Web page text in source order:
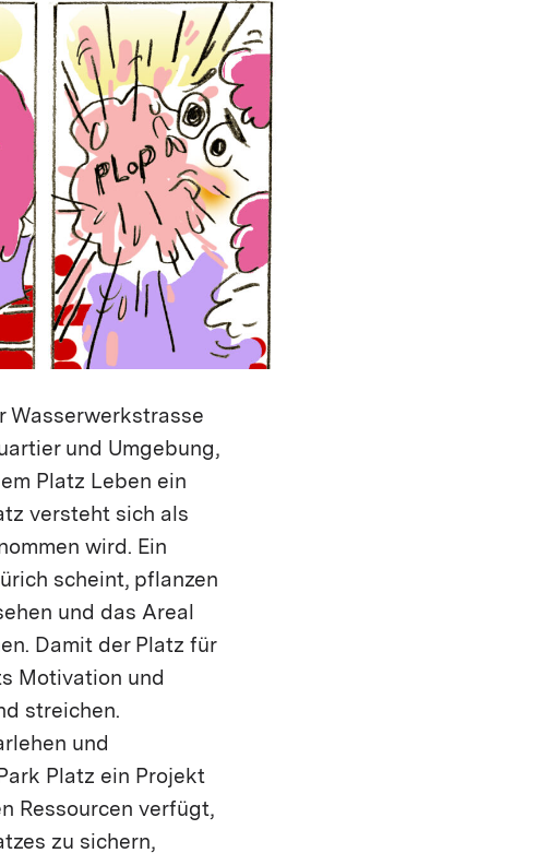
Wasserwerkstrasse
und Umgebung,
Platz Leben ein
versteht sich als
wird. Ein
scheint, pflanzen
und das Areal
Damit der Platz für
Motivation und
streichen.
und
Platz ein Projekt
Ressourcen verfügt,
zu sichern,